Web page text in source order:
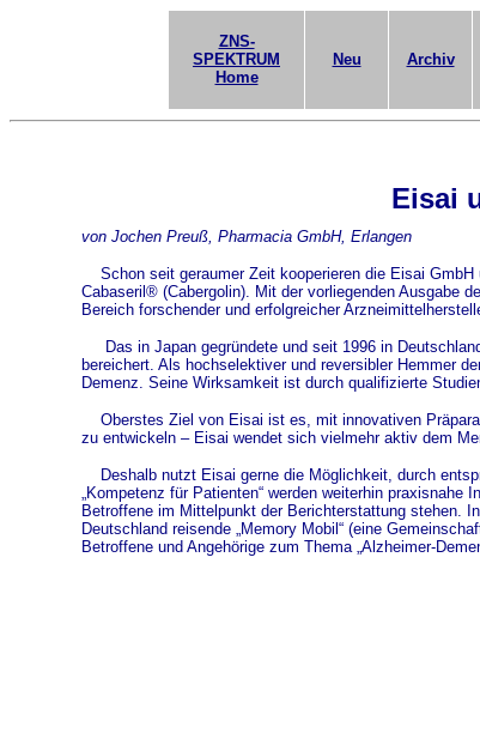
ZNS-
SPEKTRUM
Home
Neu Archiv
Eisai
von Jochen Preuß, Pharmacia GmbH, Erlangen
Schon seit geraumer Zeit kooperieren die Eisai GmbH
Cabaseril® (Cabergolin). Mit der vorliegenden Ausgabe
Bereich forschender und erfolgreicher
Das in Japan gegründete und seit 1996 in
bereichert. Als hochselektiver und reversibler Hemmer
Demenz. Seine Wirksamkeit ist durch qualifizierte
Oberstes Ziel von Eisai ist es, mit innovativen
zu entwickeln – Eisai wendet sich vielmehr aktiv dem
Deshalb nutzt Eisai gerne die Möglichkeit, durch
„Kompetenz für Patienten“ werden weiterhin
Betroffene im Mittelpunkt der Berichterstattung stehen.
Deutschland reisende „Memory Mobil“ (eine
Betroffene und Angehörige zum Thema „Alzheimer-